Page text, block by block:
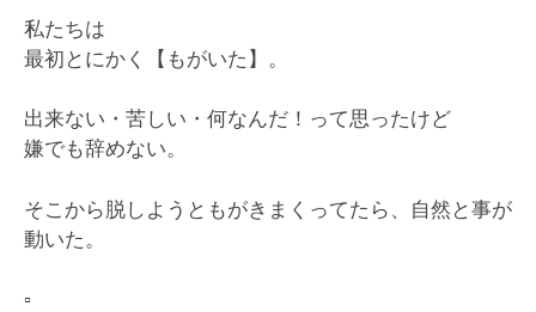
私たちは
最初とにかく【もがいた】。
出来ない・苦しい・何なんだ！って思ったけど
嫌でも辞めない。
そこから脱しようともがきまくってたら、自然と事が
動いた。
▫️